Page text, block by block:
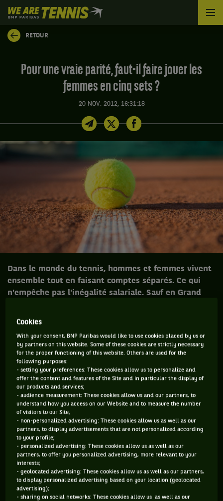
We
are
Tennis
by
Accueil
RETOUR
Pour une vraie parité, faut-il faire jouer les
femmes en cinq sets ?
20 NOV. 2012, 16:31:18
Dans le monde du tennis, hommes et femmes vivent
ensemble tout en faisant comptes séparés. Ce qui
n'empêche pas l'inégalité salariale. Sauf en Grand
ou à raison...
Dans le monde du tennis, hommes et
femmes vivent ensemble tout en faisant
comptes séparés. Ce qui n'empêche pas
l'inégalité salariale. Sauf en Grand Chelem
où, depuis 2006, l'on mise sur la parité. À
tort ou à raison ?
«Elles veulent gagner autant que nous ? Ben, qu’elles
commencent déjà par faire le même métier…» Croisé au
Luxembourg en septembre lors d’un match exhibition, on
avait branché Pat Cash sur la fameuse polémique née le 26
juin dernier d’une saillie verbale adressée par Gilles Simon à
ses homologues féminines : «
On parle souvent de l’égalité
dans les salaires. Je pense que ce n’est pas un truc qui
Cookies
With your consent, BNP Paribas would like to use cookies placed by us or
by partners on this website. Some of these cookies are strictly necessary
for the proper functioning of this website. Others are used for the
following purposes:
- setting your preferences: These cookies allow us to personalize and
offer the content and features of the Site and in particular the display of
our products and services;
- audience measurement: These cookies allow us and our partners, to
understand how you access on our Website and to measure the number
of visitors to our Site;
- non-personalized advertising: These cookies allow us as well as our
partners, to display advertisements that are not personalized according
to your profile;
- personalized advertising: These cookies allow us as well as our
partners, to offer you personalized advertising, more relevant to your
interests;
- geolocated advertising: These cookies allow us as well as our partners,
to display personalized advertising based on your location (geolocated
advertising);
- sharing on social networks: These cookies allow us as well as our